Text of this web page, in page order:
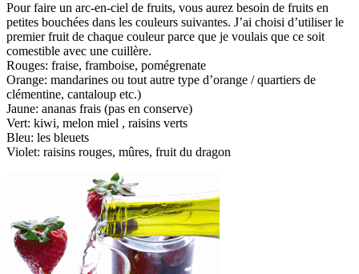
Pour faire un arc-en-ciel de fruits, vous aurez besoin de fruits en
petites bouchées dans les couleurs suivantes. J’ai choisi d’utiliser le
premier fruit de chaque couleur parce que je voulais que ce soit
comestible avec une cuillère.
Rouges: fraise, framboise, pomégrenate
Orange: mandarines ou tout autre type d’orange / quartiers de
clémentine, cantaloup etc.)
Jaune: ananas frais (pas en conserve)
Vert: kiwi, melon miel , raisins verts
Bleu: les bleuets
Violet: raisins rouges, mûres, fruit du dragon